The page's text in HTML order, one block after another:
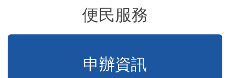
便民服務
申辦資訊